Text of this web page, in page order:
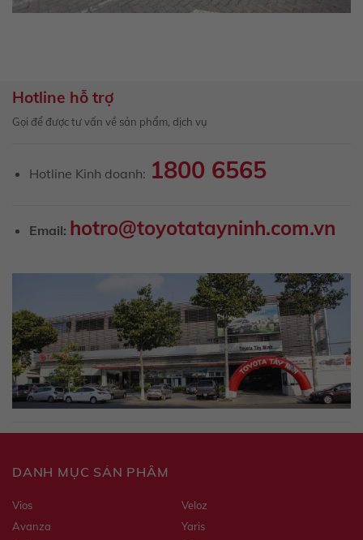
Hotline hỗ trợ
Gọi để được tư vấn về sản phẩm, dịch vụ
Hotline Kinh doanh: 1800 6565
Email: hotro@toyotatayninh.com.vn
DANH MỤC SẢN PHẨM
Vios
Veloz
Avanza
Yaris